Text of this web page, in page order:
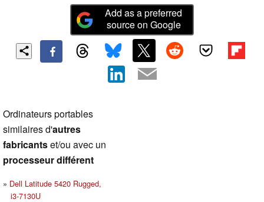
Add as a preferred
source on Google
Ordinateurs portables
similaires d'autres
fabricantset/ou avec un
processeur différent
Dell Latitude 5420 Rugged,
i3-7130U